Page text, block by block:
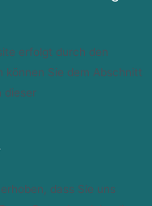
erfolgt durch den
können Sie dem Abschnitt
dieser
dass Sie uns